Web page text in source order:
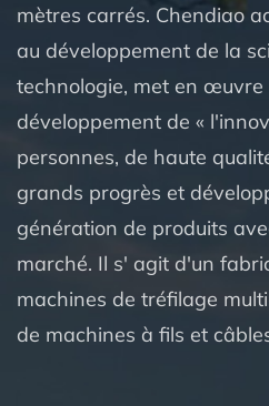
mètres carrés. Chendiao
au développement de la
technologie, met en
développement de «
personnes, de haute
grands progrès et
génération de produits
marché. Il s' agit d'un
machines de tréfilage
de machines à fils et